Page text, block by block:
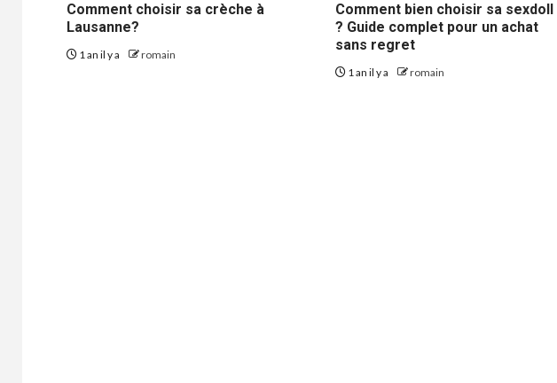
Comment choisir sa crèche à
Lausanne?
1 an il y a romain
Comment bien choisir sa sexdoll
? Guide complet pour un achat
sans regret
1 an il y a romain